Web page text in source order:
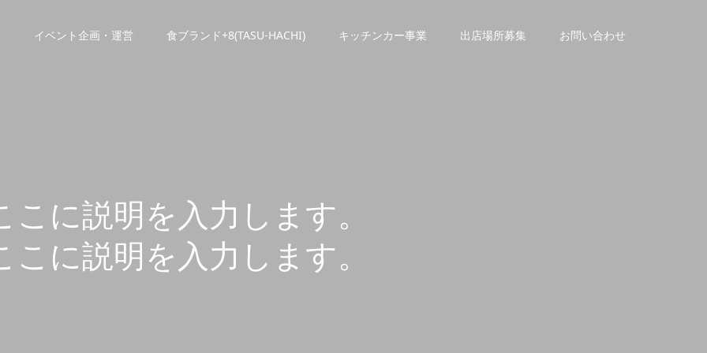
イベント企画・運営 食ブランド+8(TASU-HACHI) キッチンカー事業 出店場所募集 お問い合わせ
こ に説明 を 入 力 し ま す。
こ に説明 を 入 力 し ま す。